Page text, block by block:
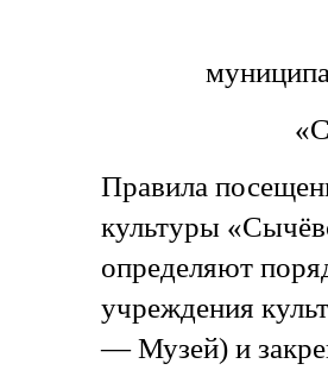
Правила
культуры
определяют
учреждения
— Музей) и